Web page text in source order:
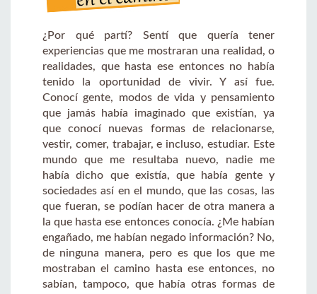
¿Por qué partí? Sentí que quería tener
experiencias que me mostraran una realidad, o
realidades, que hasta ese entonces no había
tenido la oportunidad de vivir. Y así fue.
Conocí gente, modos de vida y pensamiento
que jamás había imaginado que existían, ya
que conocí nuevas formas de relacionarse,
vestir, comer, trabajar, e incluso, estudiar. Este
mundo que me resultaba nuevo, nadie me
había dicho que existía, que había gente y
sociedades así en el mundo, que las cosas, las
que fueran, se podían hacer de otra manera a
la que hasta ese entonces conocía. ¿Me habían
engañado, me habían negado información? No,
de ninguna manera, pero es que los que me
mostraban el camino hasta ese entonces, no
sabían, tampoco, que había otras formas de